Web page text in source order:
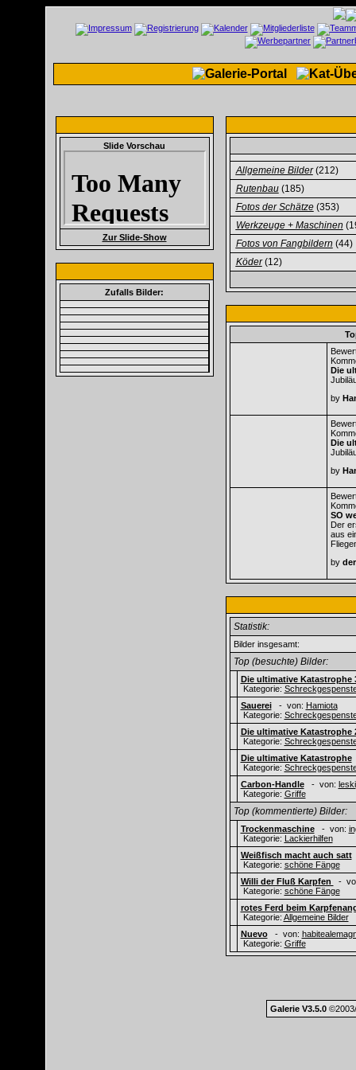
Slide Vorschau
Zur Slide-Show
Zufalls Bilder:
Allgemeine Bilder(212)
Rutenbau(185)
Fotos der Schätze(353)
Werkzeuge + Maschinen
Fotos von Fangbildern (44)
Köder(12)
Die
by
Die
by
SO
Der
aus
by
Statistik:
Bilder insgesamt:
Top (besuchte) Bilder:
Die ultimative Katastrophe
Kategorie:
Sauerei- von: Hamiota
Kategorie:
Die ultimative Katastrophe
Kategorie:
Die ultimative Katastrophe
Kategorie:
Carbon-Handle- von: leski
Kategorie: Griffe
Top (kommentierte) Bilder:
Trockenmaschine- von:
Kategorie: Lackierhilfen
Weißfisch macht auch satt
Kategorie: schöne Fänge
Willi der Fluß Karpfen
-
Kategorie: schöne Fänge
rotes Ferd beim
Kategorie: Allgemeine Bilder
Nuevo- von:
Kategorie: Griffe
Galerie V3.5.0